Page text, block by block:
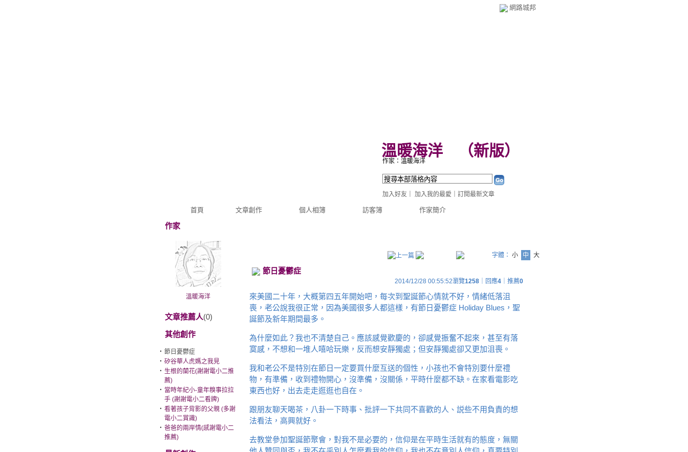
網路城邦
溫暖海洋 （新版）
首頁 文章創作 個人相簿 訪客簿 作家簡介
加入好友 加入我的最愛 訂閱最新文章
作家：溫暖海洋
作家
溫暖海洋
文章推薦人(0)
其他創作
‧ 節日憂鬱症
‧ 矽谷華人虎媽之我見
‧ 生根的蘭花(謝謝電小二推
薦)
‧ 當時年紀小-童年糗事拉拉
手 (謝謝電小二看牌)
‧ 看著孩子背影的父親 (多謝
電小二賞識)
‧ 爸爸的兩岸情(感謝電小二
推薦)
字體： 小 中 大
節日憂鬱症
2014/12/28 00:55:52瀏覽1258 ｜回應4 ｜推薦0
來美國二十年，大概第四五年開始吧，每次到聖誕節心情就不好，情緒低落沮
喪，老公說我很正常，因為美國很多人都這樣，有節日憂鬱症 Holiday Blues，聖
誕節及新年期間最多。
為什麼如此？我也不清楚自己。應該感覺歡慶的，卻感覺振奮不起來，甚至有落
寞感，不想和一堆人嘻哈玩樂，反而想安靜獨處；但安靜獨處卻又更加沮喪。
我和老公不是特別在節日一定要買什麼互送的個性，小孩也不會特別要什麼禮
物，有準備，收到禮物開心，沒準備，沒關係，平時什麼都不缺。在家看電影吃
東西也好，出去走走逛逛也自在。
跟朋友聊天喝茶，八卦一下時事、批評一下共同不喜歡的人、説些不用負責的想
法看法，高興就好。
去教堂參加聖誕節聚會，對我不是必要的，信仰是在平時生活就有的態度，無關